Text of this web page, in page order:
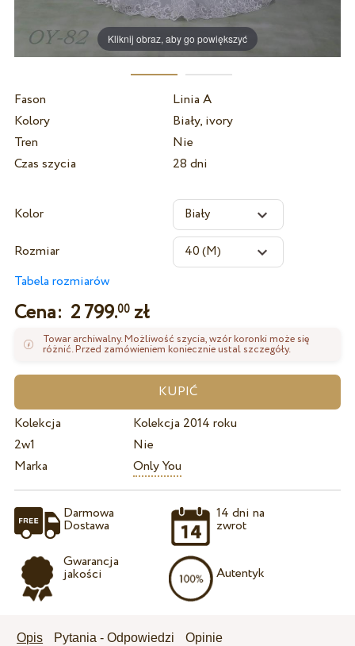
Kliknij obraz, aby go powiększyć
Fason
Linia A
Kolory
Biały, ivory
Tren
Nie
Czas szycia
28 dni
Kolor
Rozmiar
Tabela rozmiarów
Cena: 2 799.00zł
Towar archiwalny. Możliwość szycia, wzór koronki może się
różnić. Przed zamówieniem koniecznie ustal szczegóły.
Kolekcja
Kolekcja 2014 roku
2w1
Nie
Marka
Only You
Darmowa
Dostawa
Gwarancja
jakości
14 dni na
zwrot
Autentyk
Opis Pytania - Odpowiedzi Opinie